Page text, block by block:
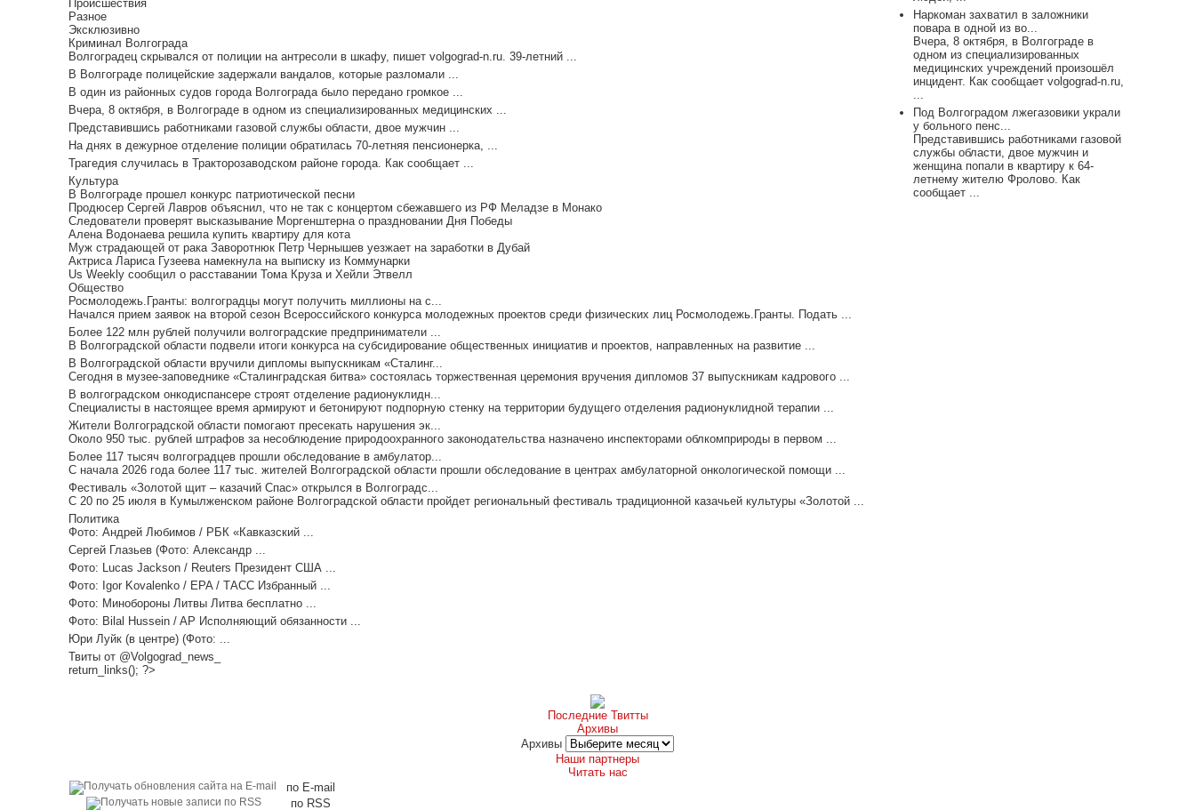
Происшествия
Разное
Эксклюзивно
Криминал Волгограда
Волгоградец скрывался от полиции на антресоли в шкафу, пишет volgograd-n.ru. 39-летний ...
В Волгограде полицейские задержали вандалов, которые разломали ...
В один из районных судов города Волгограда было передано громкое ...
Вчера, 8 октября, в Волгограде в одном из специализированных медицинских ...
Представившись работниками газовой службы области, двое мужчин ...
На днях в дежурное отделение полиции обратилась 70-летняя пенсионерка, ...
Трагедия случилась в Тракторозаводском районе города. Как сообщает ...
Культура
В Волгограде прошел конкурс патриотической песни
Продюсер Сергей Лавров объяснил, что не так с концертом сбежавшего из РФ Меладзе в Монако
Следователи проверят высказывание Моргенштерна о праздновании Дня Победы
Алена Водонаева решила купить квартиру для кота
Муж страдающей от рака Заворотнюк Петр Чернышев уезжает на заработки в Дубай
Актриса Лариса Гузеева намекнула на выписку из Коммунарки
Us Weekly сообщил о расставании Тома Круза и Хейли Этвелл
Общество
Росмолодежь.Гранты: волгоградцы могут получить миллионы на с...
Начался прием заявок на второй сезон Всероссийского конкурса молодежных проектов среди физических лиц Росмолодежь.Гранты. Подать ...
Более 122 млн рублей получили волгоградские предприниматели ...
В Волгоградской области подвели итоги конкурса на субсидирование общественных инициатив и проектов, направленных на развитие ...
В Волгоградской области вручили дипломы выпускникам «Сталинг...
Сегодня в музее-заповеднике «Сталинградская битва» состоялась торжественная церемония вручения дипломов 37 выпускникам кадрового ...
В волгоградском онкодиспансере строят отделение радионуклидн...
Специалисты в настоящее время армируют и бетонируют подпорную стенку на территории будущего отделения радионуклидной терапии ...
Жители Волгоградской области помогают пресекать нарушения эк...
Около 950 тыс. рублей штрафов за несоблюдение природоохранного законодательства назначено инспекторами облкомприроды в первом ...
Более 117 тысяч волгоградцев прошли обследование в амбулатор...
С начала 2026 года более 117 тыс. жителей Волгоградской области прошли обследование в центрах амбулаторной онкологической помощи ...
Фестиваль «Золотой щит – казачий Спас» открылся в Волгоградс...
С 20 по 25 июля в Кумылженском районе Волгоградской области пройдет региональный фестиваль традиционной казачьей культуры «Золотой ...
Политика
Фото: Андрей Любимов / РБК «Кавказский ...
Сергей Глазьев (Фото: Александр ...
Фото: Lucas Jackson / Reuters Президент США ...
Фото: Igor Kovalenko / EPA / ТАСС Избранный ...
Фото: Минобороны Литвы Литва бесплатно ...
Фото: Bilal Hussein / AP Исполняющий обязанности ...
Юри Луйк (в центре) (Фото: ...
Наркоман захватил в заложники
повара в одной из во...
Вчера, 8 октября, в Волгограде в
одном из специализированных
медицинских учреждений произошёл
инцидент. Как сообщает volgograd-n.ru,
...
Под Волгоградом лжегазовики украли
у больного пенс...
Представившись работниками газовой
службы области, двое мужчин и
женщина попали в квартиру к 64-
летнему жителю Фролово. Как
сообщает ...
Твиты от @Volgograd_news_
return_links(); ?>
Последние Твитты
Архивы
Архивы
Наши партнеры
Читать нас
по E-mail
по RSS